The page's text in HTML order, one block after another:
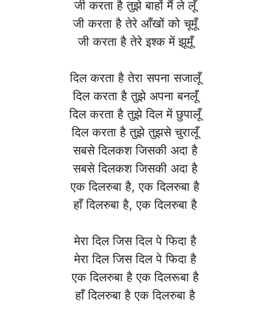
जी करता है तुझे बाहों मैं ले लूँ
जी करता है तेरे आँखों को चूमूँ
जी करता है तेरे इश्क में झूमूँ
दिल करता है तेरा सपना सजालूँ
दिल करता है तुझे अपना बनलूँ
दिल करता है तुझे दिल में छुपालूँ
दिल करता है तुझे तुझसे चुरालूँ
सबसे दिलकश जिसकी अदा है
सबसे दिलकश जिसकी अदा है
एक दिलरुबा है, एक दिलरुबा है
हाँ दिलरुबा है, एक दिलरुबा है
मेरा दिल जिस दिल पे फिदा है
मेरा दिल जिस दिल पे फिदा है
एक दिलरुबा है एक दिलरूबा है
हाँ दिलरुबा है एक दिलरुबा है